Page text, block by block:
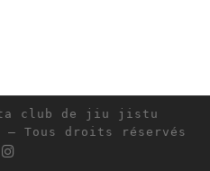
club de jiu jistu
– Tous droits réservés